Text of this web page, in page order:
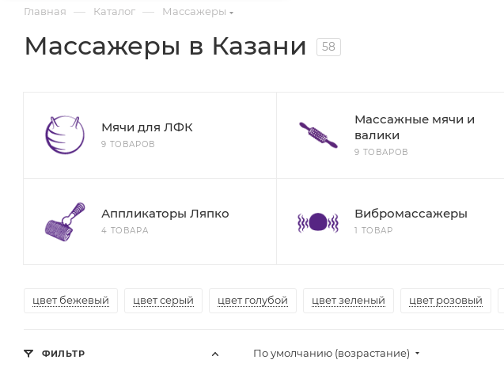
Главная — Каталог — Массажеры
Массажеры в Казани 58
Мячи для ЛФК
9 ТОВАРОВ
Массажные мячи и
валики
9 ТОВАРОВ
Аппликаторы Ляпко
4 ТОВАРА
Вибромассажеры
1 ТОВАР
цвет бежевый цвет серый цвет голубой цвет зеленый цвет розовый
По умолчанию (возрастание)
ФИЛЬТР